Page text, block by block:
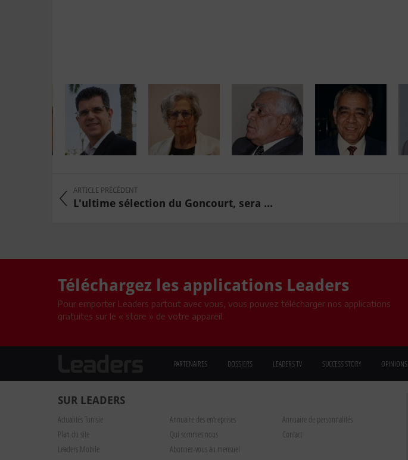
ARTICLE PRÉCÉDENT
L'ultime sélection du Goncourt, sera ...
Téléchargez les applications Leaders
Pour emporter Leaders partout avec vous, vous pouvez télécharger nos applications
gratuites sur le « store » de votre appareil.
PARTENAIRES DOSSIERS LEADERS TV SUCCESS STORY OPINIONS
SUR LEADERS
Actualités Tunisie Annuaire des entreprises
Annuaire de personnalités
Plan du site
Qui sommes nous
Contact
Leaders Mobile
Abonnez-vous au mensuel